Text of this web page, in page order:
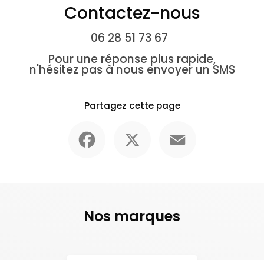
Contactez-nous
06 28 51 73 67
Pour une réponse plus rapide,
n'hésitez pas à nous envoyer un SMS
Partagez cette page
Nos marques